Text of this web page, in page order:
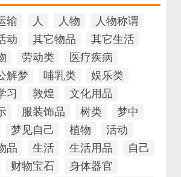
输 人 人物
人物称谓
动 其它物品
其它生活
劳动类
医疗疾病
解梦 哺乳类
娱乐类
习 敦煌
文化用品
服装饰品 树类
梦中
梦见自己 植物
活动
品 生活 生活用品
自己
财物宝石
身体器官